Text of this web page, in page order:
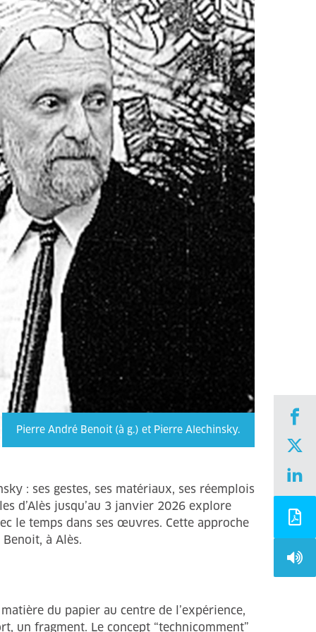
Pierre André Benoit (à g.) et Pierre Alechinsky.
: ses gestes, ses matériaux, ses réemplois
d’Alès jusqu’au 3 janvier 2026 explore
le temps dans ses œuvres. Cette approche
à Alès.
du papier au centre de l’expérience,
un fragment. Le concept “technicomment”